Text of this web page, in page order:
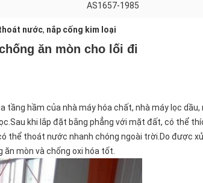
AS1657-1985
nước, nắp cống kim loại
ăn mòn cho lối đi
hầm của nhà máy hóa chất, nhà máy lọc dầu,
khi lắp đặt bằng phẳng với mặt đất, có thể
thể thoát nước nhanh chóng ngoài trời.Do được
ăn mòn và chống oxi hóa tốt.